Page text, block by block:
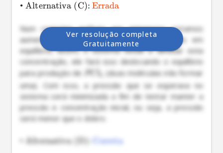
• Alternativa (C): Errada
Num raciocínio análogo aos anteriores, estamos
aumentando a concentração dos compostos em
equilíbrio, assim, o sistema tende a diminuir esta
concentração, ele fará isso deslocando o equilíbrio
para produção de
PC
(duas moléculas irão formar
uma). Com isso, a pressão que se esperava no
sistema será minimizada a fim de tentar manter a
pressão e concentração inicial, ou seja, a pressão
será menor que o dobro.
Alternativa (D): Correta
Ver resolução completa
Gratuitamente